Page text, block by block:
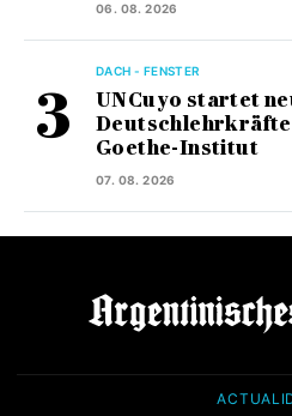
06. 08. 2026
DACH - FENSTER
UNCuyo startet
Deutschlehrkräfte
Goethe-Institut
07. 08. 2026